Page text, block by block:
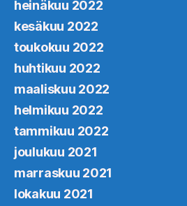
heinäkuu 2022
kesäkuu 2022
toukokuu 2022
huhtikuu 2022
maaliskuu 2022
helmikuu 2022
tammikuu 2022
joulukuu 2021
marraskuu 2021
lokakuu 2021